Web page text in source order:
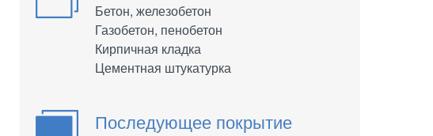
Бетон, железобетон
Газобетон, пенобетон
Кирпичная кладка
Цементная штукатурка
Последующее покрытие